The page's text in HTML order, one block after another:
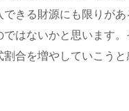
できる財源にも限りが
ではないかと思います
合を増やしていこうと